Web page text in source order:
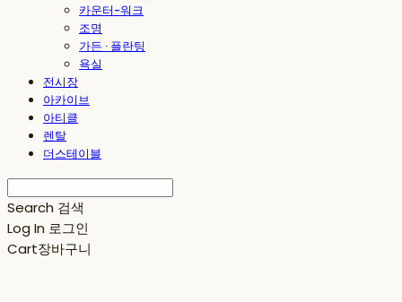
카운터-워크
조명
가든 · 플란팅
욕실
전시장
아카이브
아티클
렌탈
더스테이블
Search 검색
Log In 로그인
Cart장바구니